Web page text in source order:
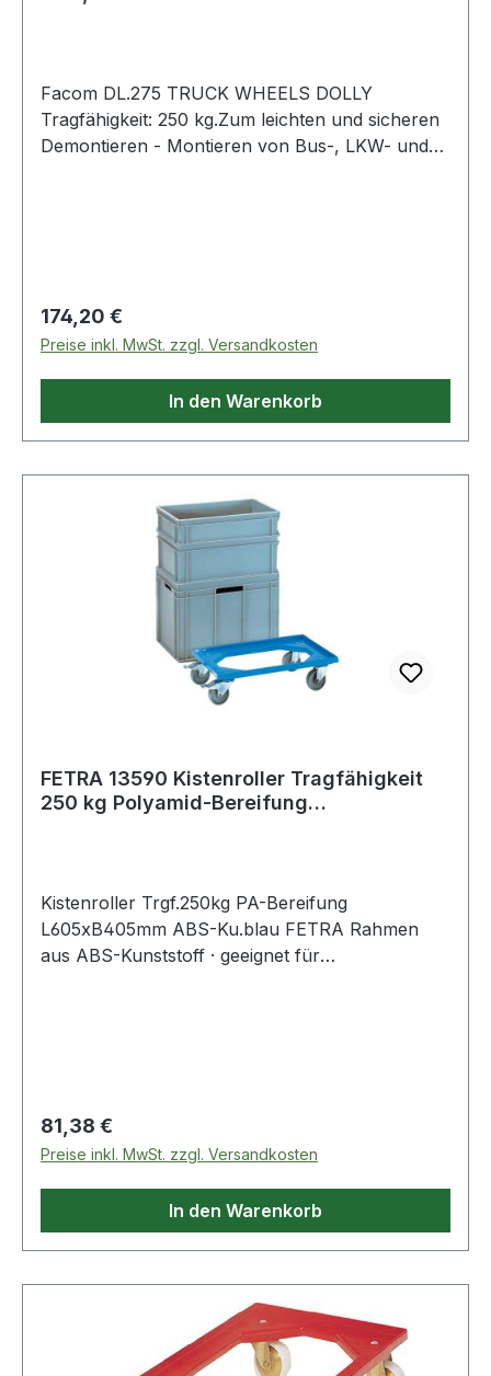
Facom DL.275 TRUCK WHEELS DOLLY
Tragfähigkeit: 250 kg.Zum leichten und sicheren
Demontieren - Montieren von Bus-, LKW- und
Regulärer Preis:
174,20 €
Preise inkl. MwSt. zzgl. Versandkosten
In den Warenkorb
FETRA 13590 Kistenroller Tragfähigkeit
250 kg Polyamid-Bereifung
Kistenroller Trgf.250kg PA-Bereifung
L605xB405mm ABS-Ku.blau FETRA Rahmen
aus ABS-Kunststoff · geeignet für
Regulärer Preis:
81,38 €
Preise inkl. MwSt. zzgl. Versandkosten
In den Warenkorb